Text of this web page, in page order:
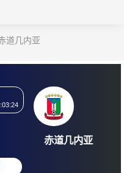
道几内亚
06-03 00:03:24